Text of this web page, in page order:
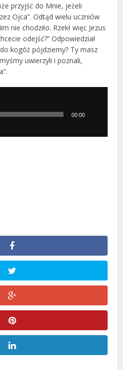
przyjść do Mnie, jeżeli
Ojca”. Odtąd wielu uczniów
nie chodziło. Rzekł więc Jezus
odejść?” Odpowiedział
kogóż pójdziemy? Ty masz
uwierzyli i poznali,
00:00